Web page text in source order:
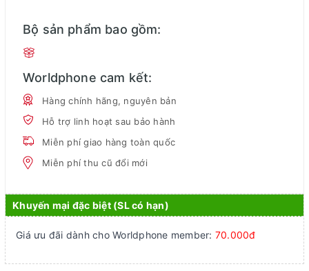
Bộ sản phẩm bao gồm:
Worldphone cam kết:
Hàng chính hãng, nguyên bản
Hỗ trợ linh hoạt sau bảo hành
Miễn phí giao hàng toàn quốc
Miễn phí thu cũ đổi mới
Khuyến mại đặc biệt (SL có hạn)
Giá ưu đãi dành cho Worldphone member: 70.000đ